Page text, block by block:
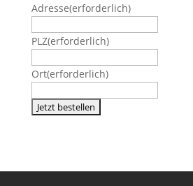
Adresse(erforderlich)
PLZ(erforderlich)
Ort(erforderlich)